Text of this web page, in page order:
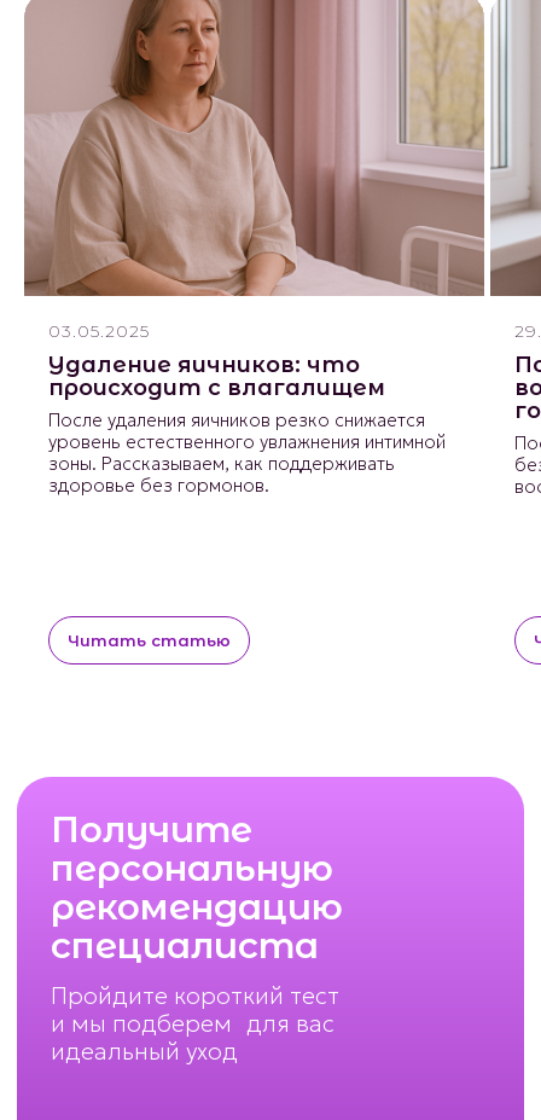
03.05.2025
Удаление яичников: что
происходит с влагалищем
После удаления яичников резко снижается
уровень естественного увлажнения интимной
зоны. Рассказываем, как поддерживать
здоровье без гормонов.
Читать статью